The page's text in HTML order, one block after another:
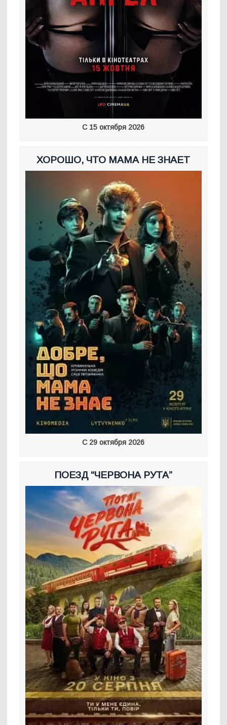
С 15 октября 2026
ХОРОШО, ЧТО МАМА НЕ ЗНАЕТ
С 29 октября 2026
ПОЕЗД “ЧЕРВОНА РУТА”